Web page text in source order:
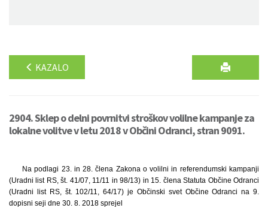
KAZALO
2904. Sklep o delni povrnitvi stroškov volilne kampanje za
lokalne volitve v letu 2018 v Občini Odranci, stran 9091.
Na podlagi 23. in 28. člena Zakona o volilni in referendumski kampanji
(Uradni list RS, št. 41/07, 11/11 in 98/13) in 15. člena Statuta Občine Odranci
(Uradni list RS, št. 102/11, 64/17) je Občinski svet Občine Odranci na 9.
dopisni seji dne 30. 8. 2018 sprejel